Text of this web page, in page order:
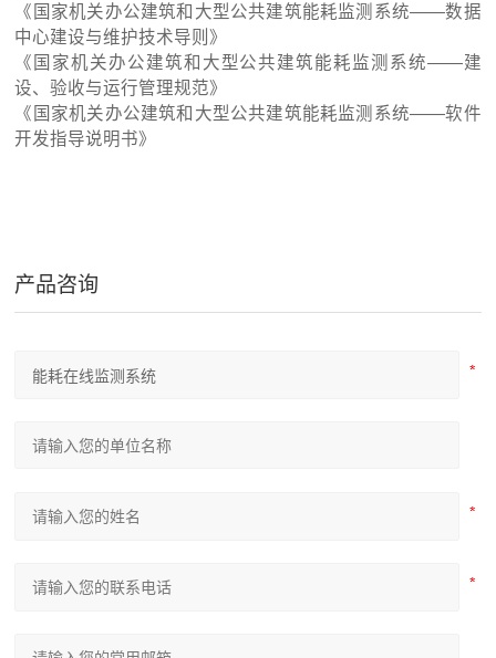
《国家机关办公建筑和大型公共建筑能耗监测系统——数据
中心建设与维护技术导则》
《国家机关办公建筑和大型公共建筑能耗监测系统——建
设、验收与运行管理规范》
《国家机关办公建筑和大型公共建筑能耗监测系统——软件
开发指导说明书》
产品咨询